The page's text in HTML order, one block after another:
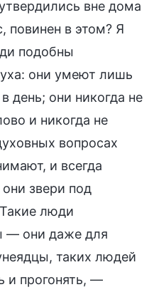
вне дома
повинен в этом? Я
подобны
они умеют лишь
день; они никогда не
и никогда не
вопросах
и всегда
звери под
люди
— они даже для
таких людей
и прогонять, —